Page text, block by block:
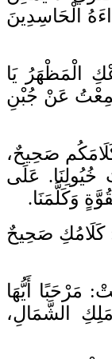
الْحَاسِدِينَ
الْمَظْهَرُ يَا
عَنْ جُبْنِ
صَحِيحٌ،
عَلَى
وَكَلَّمَنَا.
كَلَامُكِ صَحِيحٌ
مَرْحَبًا أَيُّهَا
مَلِكِ الشَّمَالِ،